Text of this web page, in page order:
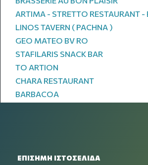
ARTIMA - STRETTO RESTAURANT -
LINOS TAVERN ( PACHNA )
GEO MATEO BV RO
STAFILARIS SNACK BAR
TO ARTION
CHARA RESTAURANT
BARBACOA
ΕΠΙΣΗΜΗ ΙΣΤΟΣΕΛΙΔΑ